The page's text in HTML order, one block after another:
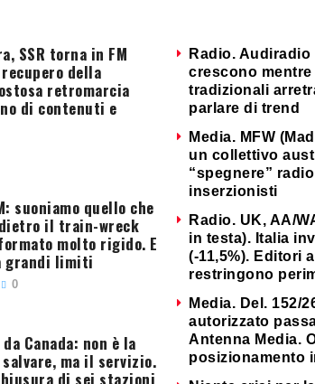
SSR torna in FM
della
retromarcia
di contenuti e
suoniamo quello che
il train-wreck
molto rigido. E
grandi limiti
0
Canada: non è la
ma il servizio.
di sei stazioni
Radio.
crescono
tradizionali
parlare di trend
Media. MFW
un collettivo
“spegnere”
inserzionisti
Radio. UK, AA/
in testa). Italia
(-11,5%). Editori
restringono
Media. Del. 152/
autorizzato
Antenna Media.
posizionamento